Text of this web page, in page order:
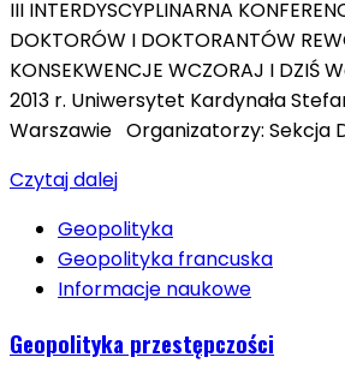
III INTERDYSCYPLINARNA
DOKTORÓW I DOKTORANTÓW
KONSEKWENCJE WCZORAJ I DZIŚ
2013 r. Uniwersytet Kardynała
Warszawie Organizatorzy: Sekcja
Czytaj dalej
Geopolityka
Geopolityka francuska
Informacje naukowe
Geopolityka przestępczości